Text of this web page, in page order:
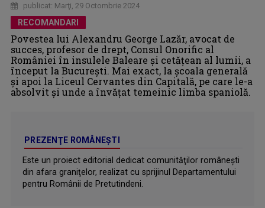
publicat: Marţi, 29 Octombrie 2024
RECOMANDARI
Povestea lui Alexandru George Lazăr, avocat de
succes, profesor de drept, Consul Onorific al
României în insulele Baleare și cetățean al lumii, a
început la București. Mai exact, la școala generală
și apoi la Liceul Cervantes din Capitală, pe care le-a
absolvit și unde a învățat temeinic limba spaniolă.
PREZENŢE ROMÂNEŞTI
Este un proiect editorial dedicat comunităţilor româneşti
din afara graniţelor, realizat cu sprijinul Departamentului
pentru Românii de Pretutindeni.